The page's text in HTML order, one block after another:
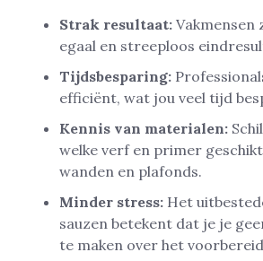
Strak resultaat: Vakmensen
egaal en streeploos
Tijdsbesparing:
efficiënt, wat jou veel tijd
Kennis van materialen:
welke verf en primer
wanden en plafonds.
Minder stress: Het
sauzen betekent dat je je
te maken over het